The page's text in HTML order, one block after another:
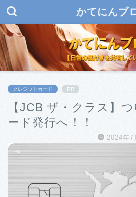
かてにんブ
クレジットカード PR
【JCB ザ・クラス】
ード発行へ！！
2024年7